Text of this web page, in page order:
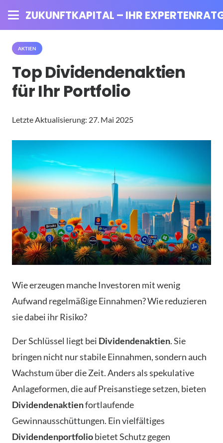
ZUKUNFTKAPITAL – IHR
AKTIEN
Top Dividendenaktien
für Ihr Portfolio
Letzte Aktualisierung: 27. Mai 2025
Wie erzeugen manche Investoren mit wenig
Aufwand regelmäßige Einnahmen? Wie reduzieren
sie dabei ihr Risiko?
Der Schlüssel liegt bei Dividendenaktien. Sie
bringen nicht nur stabile Einnahmen, sondern auch
Wachstum über die Zeit. Anders als spekulative
Anlageformen, die auf Preisanstiege setzen, bieten
Dividendenaktienfortlaufende
Gewinnausschüttungen. Ein vielfältiges
Dividendenportfoliobietet Schutz gegen